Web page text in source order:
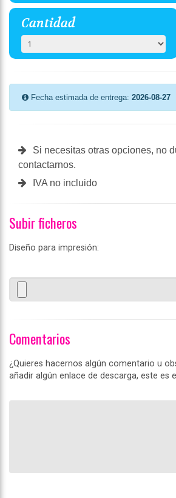
Cantidad
Fecha estimada de entrega: 2026-08-27
Si necesitas otras opciones, no
contactarnos.
IVA no incluido
Subir ficheros
Diseño para impresión:
Comentarios
¿Quieres hacernos algún comentario u
añadir algún enlace de descarga, este es